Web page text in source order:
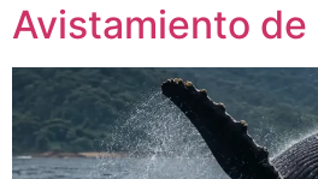
Avistamiento de